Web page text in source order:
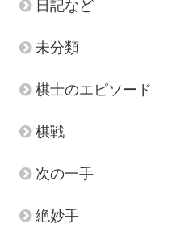
日記など
未分類
棋士のエピソード
棋戦
次の一手
絶妙手